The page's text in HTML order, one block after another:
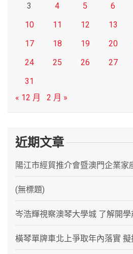
3
4 5 6
10
11 12 13
17
18 19 20
24
25 26 27
31
« 12 月
2 月 »
近期文章
陽江市經貿推介會暨澳門企業家
(無標題)
岑浩輝視察澳琴大學城 了解開
橫琴單牌車北上爭取年內落實